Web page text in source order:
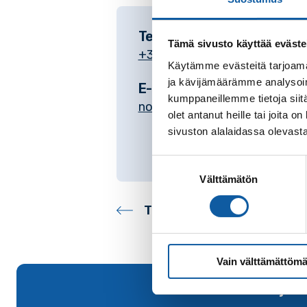
Tämä sivusto käyttää
Käytämme evästeitä
ja kävijämäärämme
kumppaneillemme tietoja
olet antanut heille tai joita
sivuston alalaidassa
Välttämätön
Vain
Telefon
+35824745428
E-post
noname@paimio.fi
Tillbaka till kontakter